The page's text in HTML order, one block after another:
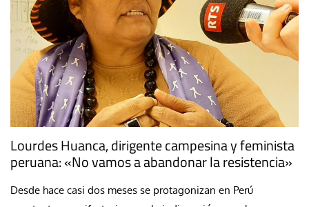
Lourdes Huanca, dirigente campesina y feminista
peruana: «No vamos a abandonar la resistencia»
Desde hace casi dos meses se protagonizan en Perú